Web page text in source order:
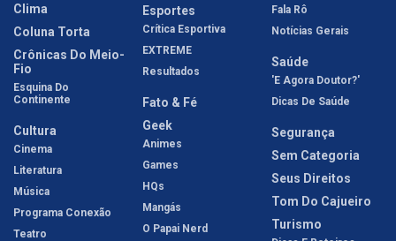
Clima
Coluna Torta
Crônicas Do Meio-
Fio
Esquina Do
Continente
Cultura
Cinema
Literatura
Música
Programa Conexão
Teatro
Esportes
Crítica Esportiva
EXTREME
Resultados
Fato & Fé
Geek
Animes
Games
HQs
Mangás
O Papai Nerd
Fala Rô
Notícias Gerais
Saúde
'E Agora Doutor?'
Dicas De Saúde
Segurança
Sem Categoria
Seus Direitos
Tom Do Cajueiro
Turismo